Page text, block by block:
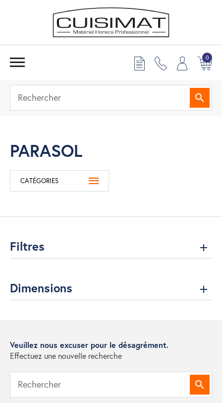
0
PARASOL
CATÉGORIES
Filtres
Dimensions
Veuillez nous excuser pour le désagrément.
Effectuez une nouvelle recherche